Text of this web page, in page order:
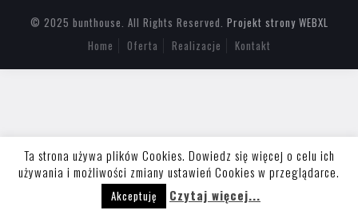
© 2025 bunthouse. All Rights Reserved. Projekt strony WEBXL
Home
Oferta Realizacje Kontakt
Ta strona używa plików Cookies. Dowiedz się więcej o celu ich
używania i możliwości zmiany ustawień Cookies w przeglądarce.
Akceptuję Czytaj więcej...